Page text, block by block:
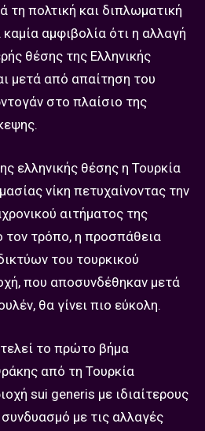
τη πολτική και διπλωματική
αμφιβολία ότι η αλλαγή
θέσης της Ελληνικής
μετά από απαίτηση του
στο πλαίσιο της
ελληνικής θέσης η Τουρκία
νίκη πετυχαίνοντας την
αιτήματος της
τον τρόπο, η προσπάθεια
του τουρκικού
που αποσυνδέθηκαν μετά
θα γίνει πιο εύκολη.
το πρώτο βήμα
από τη Τουρκία
sui generis με ιδιαίτερους
με τις αλλαγές